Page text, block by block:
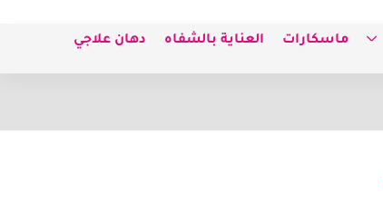
ماسكارات العناية بالشفاه
دهان علاجي